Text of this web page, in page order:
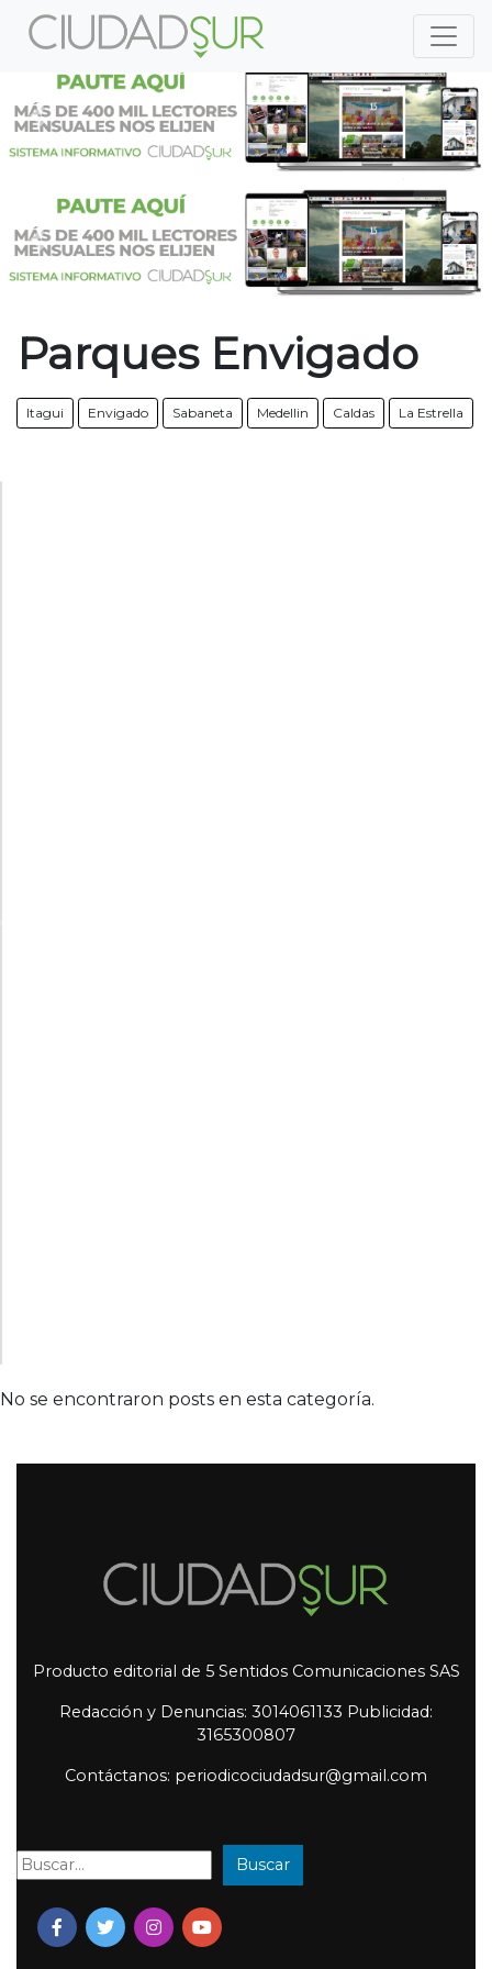
Previous
Previous
Parques Envigado
Itagui Envigado Sabaneta Medellin Caldas La Estrella
No se encontraron posts en esta categoría.
Producto editorial de 5 Sentidos Comunicaciones SAS
Redacción y Denuncias: 3014061133 Publicidad:
3165300807
Contáctanos: periodicociudadsur@gmail.com
Buscar: Buscar